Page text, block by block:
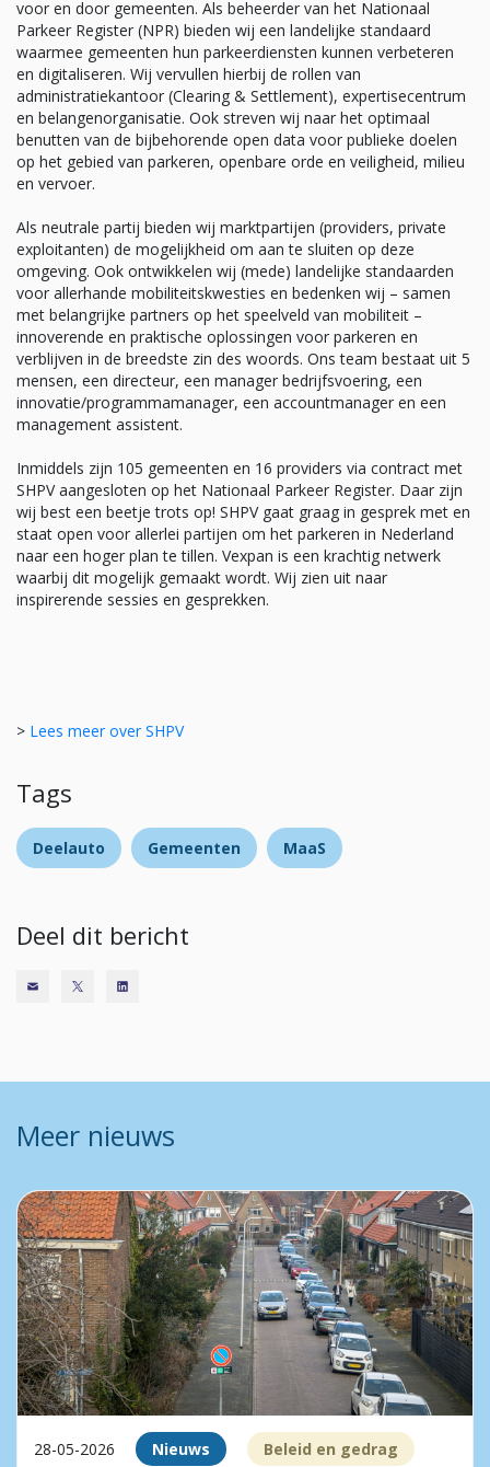
voor en door gemeenten. Als beheerder van het Nationaal
Parkeer Register (NPR) bieden wij een landelijke standaard
waarmee gemeenten hun parkeerdiensten kunnen verbeteren
en digitaliseren. Wij vervullen hierbij de rollen van
administratiekantoor (Clearing & Settlement), expertisecentrum
en belangenorganisatie. Ook streven wij naar het optimaal
benutten van de bijbehorende open data voor publieke doelen
op het gebied van parkeren, openbare orde en veiligheid, milieu
en vervoer.
Als neutrale partij bieden wij marktpartijen (providers, private
exploitanten) de mogelijkheid om aan te sluiten op deze
omgeving. Ook ontwikkelen wij (mede) landelijke standaarden
voor allerhande mobiliteitskwesties en bedenken wij – samen
met belangrijke partners op het speelveld van mobiliteit –
innoverende en praktische oplossingen voor parkeren en
verblijven in de breedste zin des woords. Ons team bestaat uit 5
mensen, een directeur, een manager bedrijfsvoering, een
innovatie/programmamanager, een accountmanager en een
management assistent.
Inmiddels zijn 105 gemeenten en 16 providers via contract met
SHPV aangesloten op het Nationaal Parkeer Register. Daar zijn
wij best een beetje trots op! SHPV gaat graag in gesprek met en
staat open voor allerlei partijen om het parkeren in Nederland
naar een hoger plan te tillen. Vexpan is een krachtig netwerk
waarbij dit mogelijk gemaakt wordt. Wij zien uit naar
inspirerende sessies en gesprekken.
> Lees meer over SHPV
Tags
Deelauto Gemeenten MaaS
Deel dit bericht
Meer nieuws
28-05-2026 Nieuws Beleid en gedrag